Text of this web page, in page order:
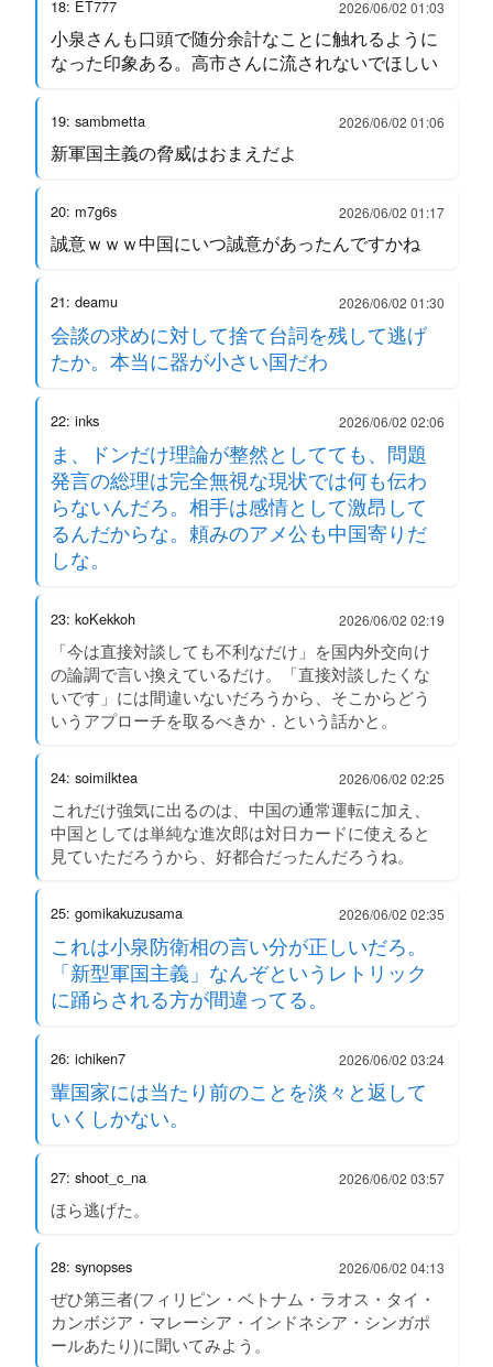
18: ET777 2026/06/02 01:03
小泉さんも口頭で随分余計なことに触れるように
なった印象ある。高市さんに流されないでほしい
19: sambmetta 2026/06/02 01:06
新軍国主義の脅威はおまえだよ
20: m7g6s 2026/06/02 01:17
誠意ｗｗｗ中国にいつ誠意があったんですかね
21: deamu 2026/06/02 01:30
会談の求めに対して捨て台詞を残して逃げ
たか。本当に器が小さい国だわ
22: inks 2026/06/02 02:06
ま、ドンだけ理論が整然としてても、問題
発言の総理は完全無視な現状では何も伝わ
らないんだろ。相手は感情として激昂して
るんだからな。頼みのアメ公も中国寄りだ
しな。
23: koKekkoh 2026/06/02 02:19
「今は直接対談しても不利なだけ」を国内外交向け
の論調で言い換えているだけ。「直接対談したくな
いです」には間違いないだろうから、そこからどう
いうアプローチを取るべきか．という話かと。
24: soimilktea 2026/06/02 02:25
これだけ強気に出るのは、中国の通常運転に加え、
中国としては単純な進次郎は対日カードに使えると
見ていただろうから、好都合だったんだろうね。
25: gomikakuzusama 2026/06/02 02:35
これは小泉防衛相の言い分が正しいだろ。
「新型軍国主義」なんぞというレトリック
に踊らされる方が間違ってる。
26: ichiken7 2026/06/02 03:24
輩国家には当たり前のことを淡々と返して
いくしかない。
27: shoot_c_na 2026/06/02 03:57
ほら逃げた。
28: synopses 2026/06/02 04:13
ぜひ第三者(フィリピン・ベトナム・ラオス・タイ・
カンボジア・マレーシア・インドネシア・シンガポ
ールあたり)に聞いてみよう。